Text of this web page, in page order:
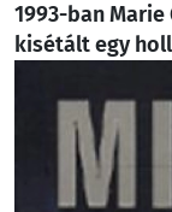
1993-ban
kisétált egy